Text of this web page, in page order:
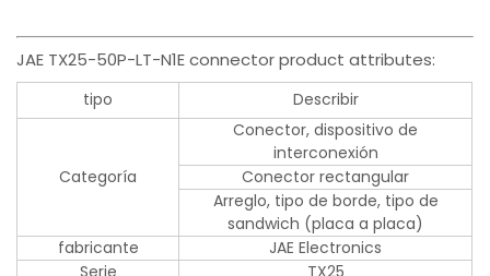
JAE TX25-50P-LT-N1E connector product attributes:
tipo Describir
Categoría
Conector, dispositivo de
interconexión
Conector rectangular
Arreglo, tipo de borde, tipo de
sandwich (placa a placa)
fabricante
JAE Electronics